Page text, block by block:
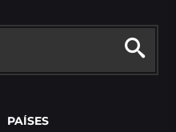
PAÍSES